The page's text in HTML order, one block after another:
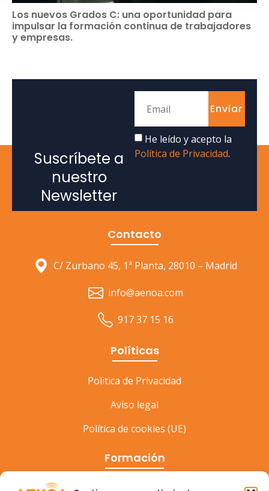
Los nuevos Grados C: una oportunidad para
impulsar la formación continua de trabajadores
y empresas.
Suscríbete a
nuestro
Newsletter
He leído y acepto la
Política de Privacidad.
Enviar
Contacto
C/ Zurbano 45, 1ª Planta, 28010 – Madrid
info@aenoa.com
917 37 15 16
Políticas
Politica de Privacidad
Aviso legal
Política de cookies (UE)
Formación